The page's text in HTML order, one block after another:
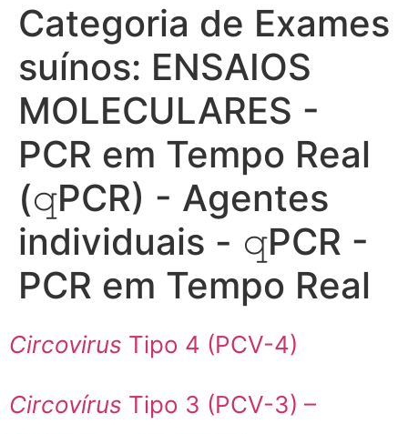
Categoria de Exames
suínos: ENSAIOS
MOLECULARES -
PCR em Tempo Real
(𝚚PCR) - Agentes
individuais - 𝚚PCR -
PCR em Tempo Real
Circovirus Tipo 4 (PCV-4)
Circovírus Tipo 3 (PCV-3) –